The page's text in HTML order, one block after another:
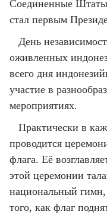
Соединенные
стал первым
День
оживленных
всего дня
участие в
мероприятиях.
Практически в
проводится
флага. Её
этой церемонии
национальный гимн,
того, как флаг